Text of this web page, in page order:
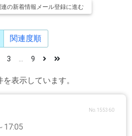
連の新着情報メール登録に進む
関連度順
表示しています。
3 9
No.155360
17:05